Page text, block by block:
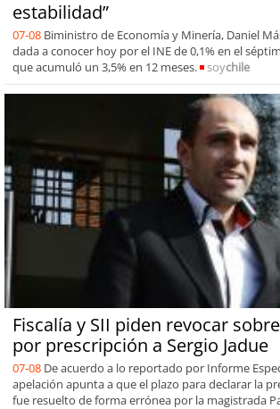
estabilidad”
07-08 Biministro de Economía y Minería, Daniel
dada a conocer hoy por el INE de 0,1% en el
que acumuló un 3,5% en 12 meses.
soychile
Fiscalía y SII piden revocar
por prescripción a Sergio Jadue
07-08 De acuerdo a lo reportado por Informe
apelación apunta a que el plazo para declarar la
fue resuelto de forma errónea por la magistrada